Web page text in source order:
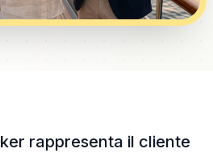
rappresenta il cliente